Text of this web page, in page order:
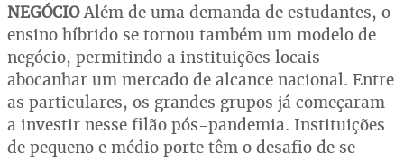
NEGÓCIOAlém de uma demanda de estudantes, o
ensino híbrido se tornou também um modelo de
negócio, permitindo a instituições locais
abocanhar um mercado de alcance nacional. Entre
as particulares, os grandes grupos já começaram
a investir nesse filão pós-pandemia. Instituições
de pequeno e médio porte têm o desafio de se